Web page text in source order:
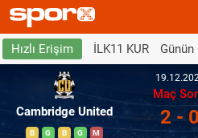
Hızlı Erişim İLK11 KUR Günün
Cambridge United
B G B G M
Maç
2 - 0